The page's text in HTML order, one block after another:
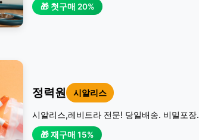
🎁 첫구매 20%
정력원 시알리스
시알리스,레비트라 전문! 당일배송. 비밀포장.
🎁 재구매 15%